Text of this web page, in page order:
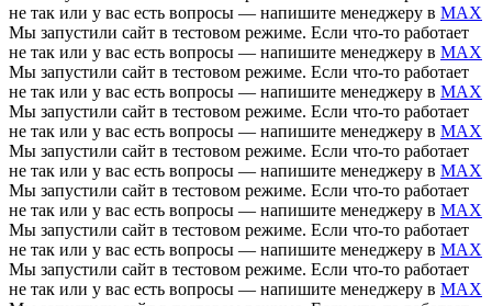
не так или у вас есть вопросы — напишите менеджеру в MAX
Мы запустили сайт в тестовом режиме. Если что-то работает
не так или у вас есть вопросы — напишите менеджеру в MAX
Мы запустили сайт в тестовом режиме. Если что-то работает
не так или у вас есть вопросы — напишите менеджеру в MAX
Мы запустили сайт в тестовом режиме. Если что-то работает
не так или у вас есть вопросы — напишите менеджеру в MAX
Мы запустили сайт в тестовом режиме. Если что-то работает
не так или у вас есть вопросы — напишите менеджеру в MAX
Мы запустили сайт в тестовом режиме. Если что-то работает
не так или у вас есть вопросы — напишите менеджеру в MAX
Мы запустили сайт в тестовом режиме. Если что-то работает
не так или у вас есть вопросы — напишите менеджеру в MAX
Мы запустили сайт в тестовом режиме. Если что-то работает
не так или у вас есть вопросы — напишите менеджеру в MAX